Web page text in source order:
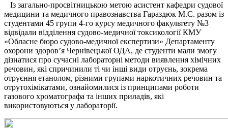
Із загально-просвітницькою метою асистент кафедри судової
медицини та медичного правознавства Гараздюк М.С. разом із
студентами 45 групи 4-го курсу медичного факультету №3
відвідали відділення судово-медичної токсикології КМУ
«Обласне бюро судово-медичної експертизи» Департаменту
охорони здоров’я Чернівецької ОДА, де студенти мали змогу
дізнатися про сучасні лабораторні методи виявлення хімічних
речовин, які спричинили ті чи інші види отруєнь, зокрема
отруєння етанолом, різними групами наркотичних речовин та
отрутохімікатами, ознайомилися із принципами роботи
газового хроматографа та інших приладів, які
використовуються у лабораторії.